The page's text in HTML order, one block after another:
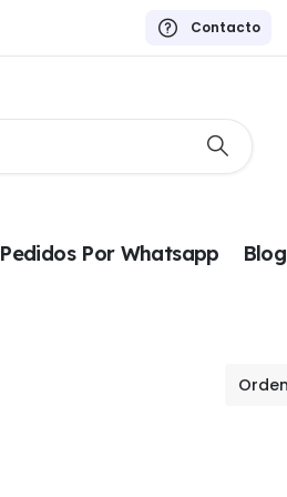
Contacto
Pedidos Por Whatsapp Blog